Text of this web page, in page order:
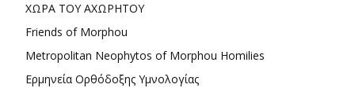
ΧΩΡΑ ΤΟΥ ΑΧΩΡΗΤΟΥ
Friends of Morphou
Metropolitan Neophytos of Morphou Homilies
Ερμηνεία Ορθόδοξης Υμνολογίας